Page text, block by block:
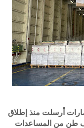
أرسلت منذ إطلاق
الشهم 3" أكثر من 90 ألف طن من المساعدات